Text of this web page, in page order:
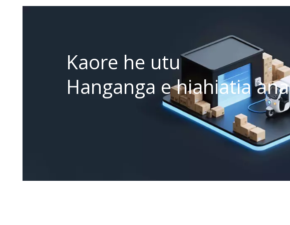
Kaore he utu
Hanganga e hiahiatia ana